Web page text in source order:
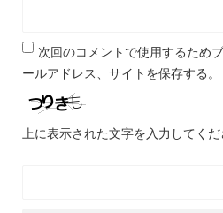
次回のコメントで使用するため
ールアドレス、サイトを保存する。
上に表示された文字を入力してくだ